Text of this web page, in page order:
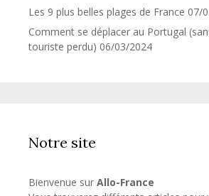
Les 9 plus belles plages de France 07/
Comment se déplacer au Portugal
touriste perdu) 06/03/2024
Notre site
Bienvenue sur Allo-France